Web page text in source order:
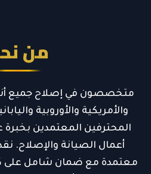
من
متخصصون في إصلاح جميع
والأمريكية والأوروبية
المحترفين المعتمدين
أعمال الصيانة والإصلاح.
معتمدة مع ضمان شامل على